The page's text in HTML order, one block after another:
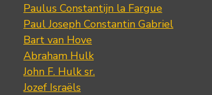
Paulus Constantijn la Fargue
Paul Joseph Constantin Gabriel
Bart van Hove
Abraham Hulk
John F. Hulk sr.
Jozef Israëls